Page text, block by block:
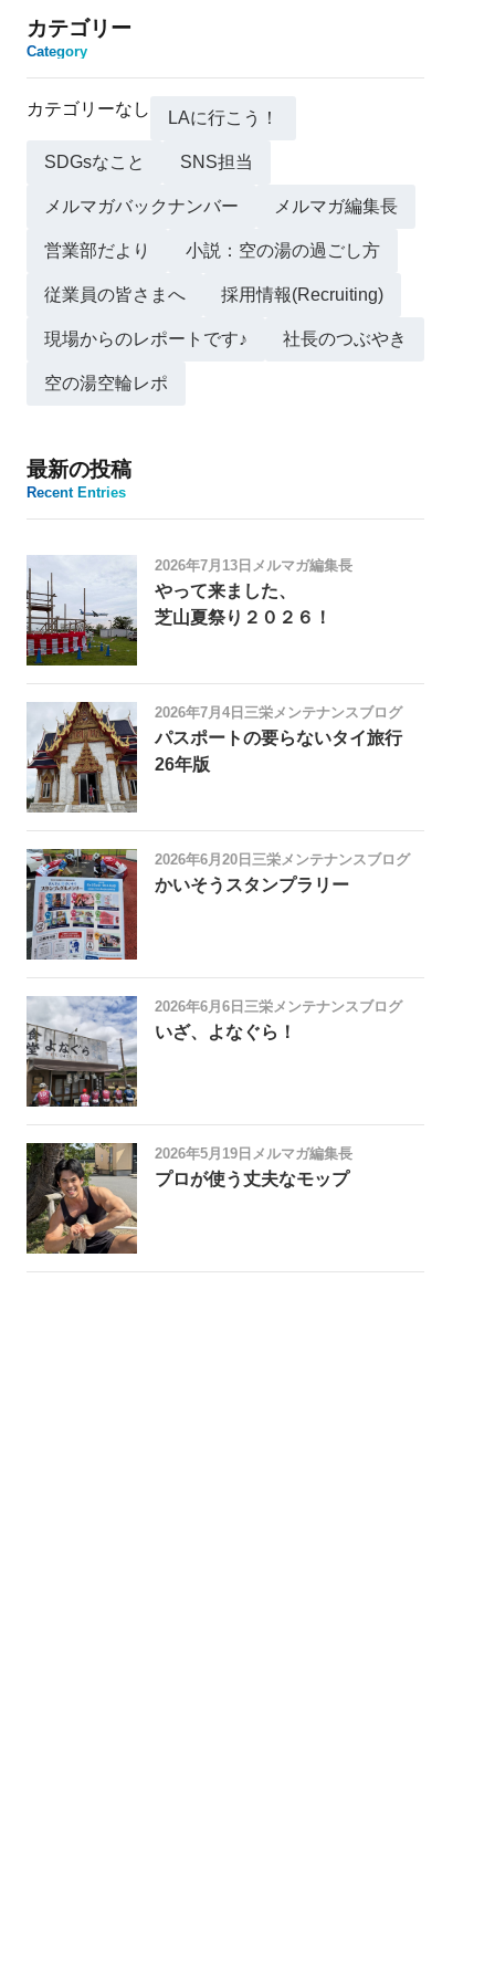
カテゴリー
Category
カテゴリーなし LAに行こう！
SDGsなこと SNS担当
メルマガバックナンバー メルマガ編集長
営業部だより 小説：空の湯の過ごし方
従業員の皆さまへ 採用情報(Recruiting)
現場からのレポートです♪ 社長のつぶやき
空の湯空輪レポ
最新の投稿
Recent Entries
2026年7月13日 メルマガ編集長
やって来ました、
芝山夏祭り２０２６！
2026年7月4日 三栄メンテナンスブログ
パスポートの要らないタイ旅行
26年版
2026年6月20日 三栄メンテナンスブログ
かいそうスタンプラリー
2026年6月6日 三栄メンテナンスブログ
いざ、よなぐら！
2026年5月19日 メルマガ編集長
プロが使う丈夫なモップ